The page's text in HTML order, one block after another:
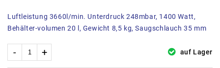
Luftleistung 3660l/min. Unterdruck 248mbar, 1400 Watt,
Behälter-volumen 20 l, Gewicht 8,5 kg, Saugschlauch 35 mm
auf Lager